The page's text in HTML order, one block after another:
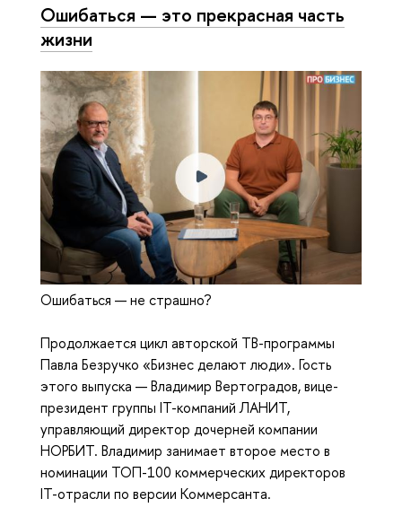
Ошибаться — это прекрасная часть
жизни
Ошибаться — не страшно?
Продолжается цикл авторской ТВ-программы
Павла Безручко «Бизнес делают люди». Гость
этого выпуска — Владимир Вертоградов, вице-
президент группы IT-компаний ЛАНИТ,
управляющий директор дочерней компании
НОРБИТ. Владимир занимает второе место в
номинации ТОП-100 коммерческих директоров
IT-отрасли по версии Коммерсанта.